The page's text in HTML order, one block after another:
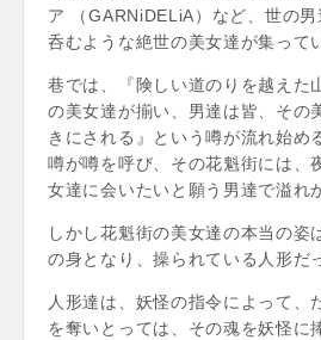
ア （GARNiDELiA）など、世の
呑むような絶世の美女達が集って
巷では、『険しい道のりを越えた
の美女達が揃い、男達は皆、その
きにされる』という噂が流れ始め
噂が噂を呼び、その花魁街には、
女達に会いたいと願う男達で溢れ
しかし花魁街の美女達の本当の姿
の身となり、操られている人形だ
人形達は、妖怪の指令によって、
を奪いとっては、その魂を妖怪に